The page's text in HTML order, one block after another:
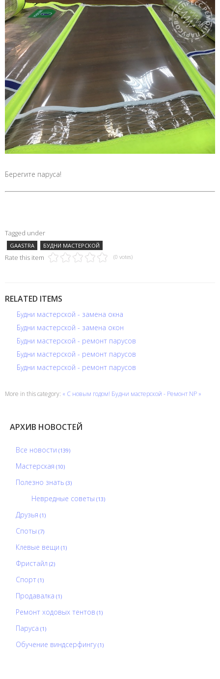
Берегите паруса!
Tagged under
GAASTRA БУДНИ МАСТЕРСКОЙ
Rate this item (0 votes)
RELATED ITEMS
Будни мастерской - замена окна
Будни мастерской - замена окон
Будни мастерской - ремонт парусов
Будни мастерской - ремонт парусов
Будни мастерской - ремонт парусов
More in this category: « С новым годом! Будни мастерской - Ремонт NP »
АРХИВ НОВОСТЕЙ
Все новости (139)
Мастерская (10)
Полезно знать (3)
Невредные советы (13)
Друзья (1)
Споты (7)
Клевые вещи (1)
Фристайл (2)
Спорт (1)
Продавалка (1)
Ремонт ходовых тентов (1)
Паруса (1)
Обучение виндсерфингу(1)